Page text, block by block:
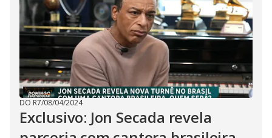
DO R7/08/04/2024
Exclusivo: Jon Secada revela